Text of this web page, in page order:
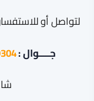
لتواصل أو
جـــــوال :